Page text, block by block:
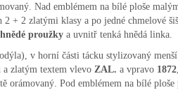
Nad emblémem na bílé ploše
2 + 2 zlatými klasy a po jedné chmelové
proužky a uvnitř tenká hnědá linka.
v horní části tácku stylizovaný menší
a zlatým textem vlevo ZAL. a vpravo 1872
orámovaný. Pod emblémem na bílé ploše